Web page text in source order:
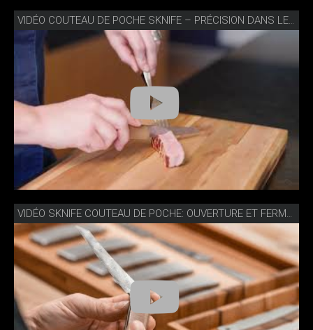
VIDÉO SKNIFE COUTEAU DE POCHE: OUVERTURE ET FERMETURE FACILES